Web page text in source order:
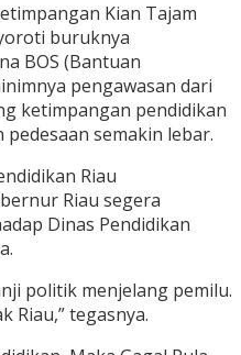
Kian Tajam
buruknya
BOS (Bantuan
pengawasan dari
ketimpangan pendidikan
semakin lebar.
Riau
Riau segera
Dinas Pendidikan
politik menjelang pemilu.
Riau,” tegasnya.